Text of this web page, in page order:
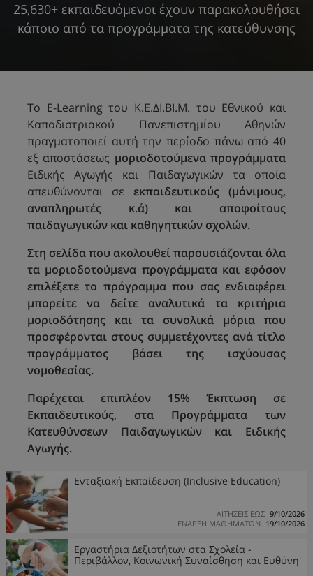
25,630+ εκπαιδευόμενοι έχουν παρακολουθήσει
κάποιο από τα προγράμματα της κατεύθυνσης
To E-Learning του Κ.Ε.ΔΙ.ΒΙ.Μ. του Εθνικού και
Καποδιστριακού Πανεπιστημίου Αθηνών
πραγματοποιεί αυτή την περίοδο πάνω από 40
εξ αποστάσεως μοριοδοτούμενα προγράμματα
Ειδικής Αγωγής και Παιδαγωγικών τα οποία
απευθύνονται σε εκπαιδευτικούς (μόνιμους,
αναπληρωτές κ.ά) και αποφοίτους
παιδαγωγικών και καθηγητικών σχολών.
Στη σελίδα που ακολουθεί παρουσιάζονται όλα
τα μοριοδοτούμενα προγράμματα και εφόσον
επιλέξετε το πρόγραμμα που σας ενδιαφέρει
μπορείτε να δείτε αναλυτικά τα κριτήρια
μοριοδότησης και τα συνολικά μόρια που
προσφέρονται στους συμμετέχοντες ανά τίτλο
προγράμματος βάσει της ισχύουσας
νομοθεσίας.
Παρέχεται επιπλέον 15% Έκπτωση σε
Εκπαιδευτικούς, στα Προγράμματα των
Κατευθύνσεων Παιδαγωγικών και Ειδικής
Αγωγής.
Ενταξιακή Εκπαίδευση (Inclusive Education)
ΑΙΤΗΣΕΙΣ ΕΩΣ 9/10/2026
ΕΝΑΡΞΗ ΜΑΘΗΜΑΤΩΝ 19/10/2026
Εργαστήρια Δεξιοτήτων στα Σχολεία -
Περιβάλλον, Κοινωνική Συναίσθηση και Ευθύνη